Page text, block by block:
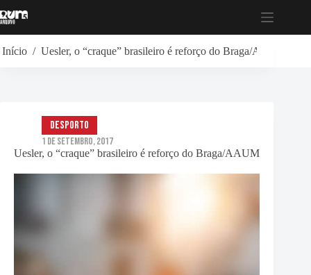
para
Início / Uesler, o “craque” brasileiro é reforço do Braga/AAUM
Uesler, o “craque” brasileiro é reforço do Braga/AAUM
Desporto
1 de Setembro, 2017